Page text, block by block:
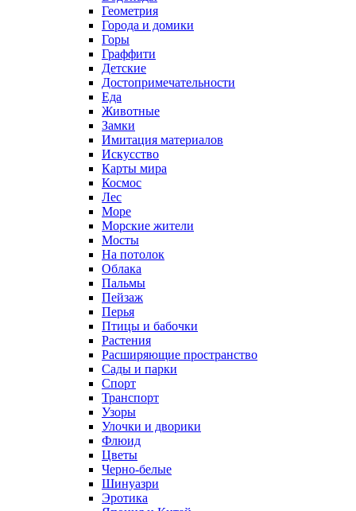
Геометрия
Города и домики
Горы
Граффити
Детские
Достопримечательности
Еда
Животные
Замки
Имитация материалов
Искусство
Карты мира
Космос
Лес
Море
Морские жители
Мосты
На потолок
Облака
Пальмы
Пейзаж
Перья
Птицы и бабочки
Растения
Расширяющие пространство
Сады и парки
Спорт
Транспорт
Узоры
Улочки и дворики
Флюид
Цветы
Черно-белые
Шинуазри
Эротика